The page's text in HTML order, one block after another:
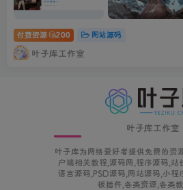
付费资源 200 网站源码
叶子库工作室
叶子库工作室
叶子库为网络爱好者提供免费的资
户端相关教程,源码网,程序源码,站
语言源码,PSD源码,网站源码,小程
板插件,各类资源,各类教